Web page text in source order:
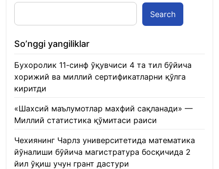
Search
So’nggi yangiliklar
Бухоролик 11-синф ўқувчиси 4 та тил бўйича
хорижий ва миллий сертификатларни қўлга
киритди
«Шахсий маълумотлар махфий сақланади» —
Миллий статистика қўмитаси раиси
Чехиянинг Чарлз университетида математика
йўналиши бўйича магистратура босқичида 2
йил ўқиш учун грант дастури